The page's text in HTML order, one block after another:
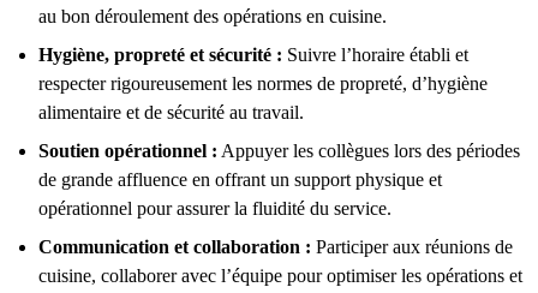
au bon déroulement des opérations en cuisine.
Hygiène, propreté et sécurité : Suivre l’horaire établi et
respecter rigoureusement les normes de propreté, d’hygiène
alimentaire et de sécurité au travail.
Soutien opérationnel : Appuyer les collègues lors des périodes
de grande affluence en offrant un support physique et
opérationnel pour assurer la fluidité du service.
Communication et collaboration : Participer aux réunions de
cuisine, collaborer avec l’équipe pour optimiser les opérations et